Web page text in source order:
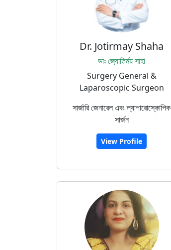
Dr. Jotirmay Shaha
ডাঃ জ্যোতির্ময় সাহা
Surgery General &
Laparoscopic Surgeon
সার্জারি জেনারেল এবং ল্যাপারোস্কোপিক
সার্জন
View Profile